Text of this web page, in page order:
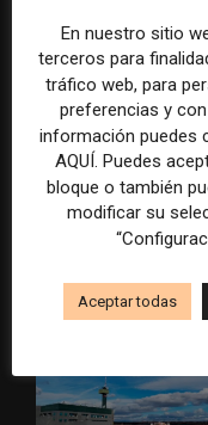
La Marea cierra 2025
superávit, pero su
cooperativa pierde
En nuestro sitio
terceros para
tráfico web, para
preferencias y
información puedes
AQUÍ. Puedes
bloque o también
modificar su
Aceptar todas